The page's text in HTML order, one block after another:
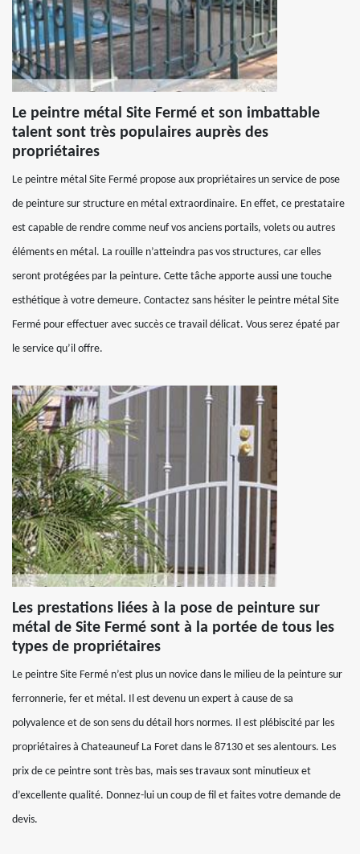
Le peintre métal Site Fermé et son imbattable
talent sont très populaires auprès des
propriétaires
Le peintre métal Site Fermé propose aux propriétaires un service de pose
de peinture sur structure en métal extraordinaire. En effet, ce prestataire
est capable de rendre comme neuf vos anciens portails, volets ou autres
éléments en métal. La rouille n’atteindra pas vos structures, car elles
seront protégées par la peinture. Cette tâche apporte aussi une touche
esthétique à votre demeure. Contactez sans hésiter le peintre métal Site
Fermé pour effectuer avec succès ce travail délicat. Vous serez épaté par
le service qu’il offre.
Les prestations liées à la pose de peinture sur
métal de Site Fermé sont à la portée de tous les
types de propriétaires
Le peintre Site Fermé n’est plus un novice dans le milieu de la peinture sur
ferronnerie, fer et métal. Il est devenu un expert à cause de sa
polyvalence et de son sens du détail hors normes. Il est plébiscité par les
propriétaires à Chateauneuf La Foret dans le 87130 et ses alentours. Les
prix de ce peintre sont très bas, mais ses travaux sont minutieux et
d’excellente qualité. Donnez-lui un coup de fil et faites votre demande de
devis.